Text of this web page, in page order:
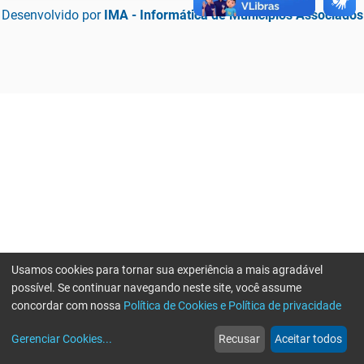
Desenvolvido por IMA - Informática de Municípios Associados
web
Notícias
more_horiz
Mais
Usamos cookies para tornar sua experiência a mais agradável
possível. Se continuar navegando neste site, você assume
concordar com nossa Política de Cookies e Política de privacidade
Gerenciar Cookies... Recusar Aceitar todos
Erro ao enviar informações, por favor tente novamente